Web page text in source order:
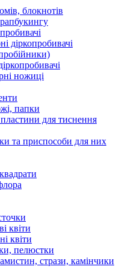
блокнотів
діркопробивачі
ножиці
папки
для тиснення
та приспособи для них
квіти
квіти
пелюстки
стрази, камінчики